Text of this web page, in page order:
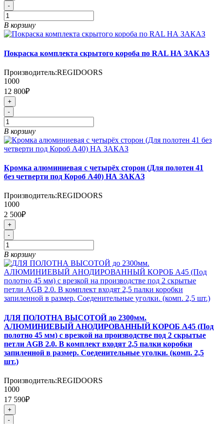
-
В корзину
Покраска комплекта скрытого короба по RAL НА ЗАКАЗ
Производитель:REGIDOORS
1000
12 800₽
+
-
В корзину
Кромка алюминиевая с четырёх сторон (Для полотен 41
без четверти под Короб А40) НА ЗАКАЗ
Производитель:REGIDOORS
1000
2 500₽
+
-
В корзину
ДЛЯ ПОЛОТНА ВЫСОТОЙ до 2300мм.
АЛЮМИНИЕВЫЙ АНОДИРОВАННЫЙ КОРОБ А45 (Под
полотно 45 мм) с врезкой на производстве под 2 скрытые
петли AGB 2.0. В комплект входят 2,5 палки коробки
запиленной в размер. Соеденительные уголки. (комп. 2,5
шт.)
Производитель:REGIDOORS
1000
17 590₽
+
-